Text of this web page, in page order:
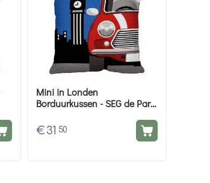
Mini in Londen
Borduurkussen - SEG de Paris
€ 31 50